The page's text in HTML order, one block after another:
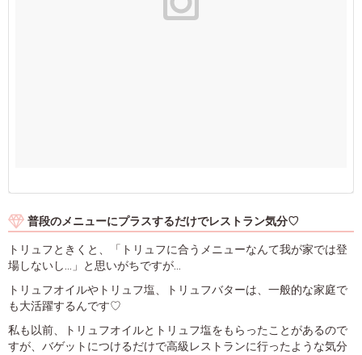
普段のメニューにプラスするだけでレストラン気分♡
トリュフときくと、「トリュフに合うメニューなんて我が家では登
場しないし…」と思いがちですが…
トリュフオイルやトリュフ塩、トリュフバターは、一般的な家庭で
も大活躍するんです♡
私も以前、トリュフオイルとトリュフ塩をもらったことがあるので
すが、バゲットにつけるだけで高級レストランに行ったような気分